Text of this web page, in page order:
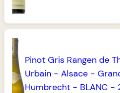
Pinot Gris Rangen de
Urbain -Alsace -
Humbrecht - BLANC -